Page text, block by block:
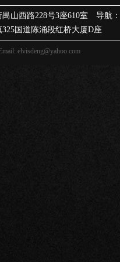
禺山西路228号3座610室 导航
国道陈涌段红桥大厦D座
elvisdeng@yahoo.com